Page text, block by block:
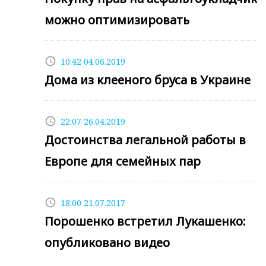
можно оптимизировать
access_time 10:42 04.06.2019
Дома из клееного бруса в Украине
access_time 22:07 26.04.2019
Достоинства легальной работы в
Европе для семейных пар
access_time 18:00 21.07.2017
Порошенко встретил Лукашенко:
опубликовано видео